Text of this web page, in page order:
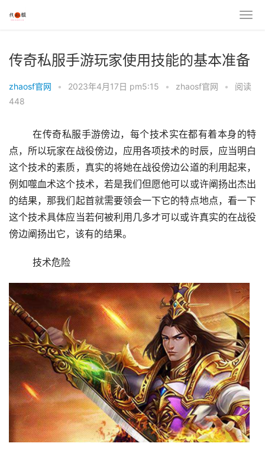
传奇私服手游玩家使用技能的基本准备
zhaosf官网 • 2023年4月17日 pm5:15 • zhaosf官网 •
阅读
448
	在传奇私服手游傍边，每个技术实在都有着本身的特
点，所以玩家在战役傍边，应用各项技术的时辰，应当明白
这个技术的素质，真实的将她在战役傍边公道的利用起来，
例如噬血术这个技术，若是我们但愿他可以或许阐扬出杰出
的结果，那我们起首就需要领会一下它的特点地点，看一下
这个技术具体应当若何被利用几多才可以或许真实的在战役
傍边阐扬出它，该有的结果。
	技术危险